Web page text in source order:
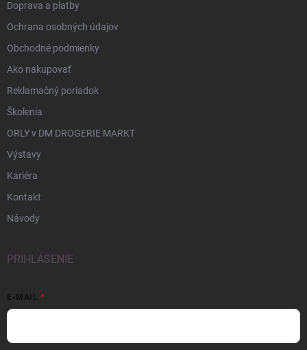
Doprava a platby
Ochrana osobných údajov
Obchodné podmienky
Ako nakupovať
Reklamačný poriadok
Školenia
ORLY v DM DROGERIE MARKT
Výstavy
Kariéra
Kontakt
Návody
PRIHLÁSENIE
E-MAIL